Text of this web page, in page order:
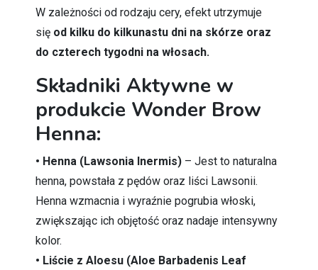
W zależności od rodzaju cery, efekt utrzymuje
się od kilku do kilkunastu dni na skórze oraz
do czterech tygodni na włosach.
Składniki Aktywne w
produkcie Wonder Brow
Henna:
• Henna (Lawsonia Inermis) – Jest to naturalna
henna, powstała z pędów oraz liści Lawsonii.
Henna wzmacnia i wyraźnie pogrubia włoski,
zwiększając ich objętość oraz nadaje intensywny
kolor.
• Liście z Aloesu (Aloe Barbadenis Leaf